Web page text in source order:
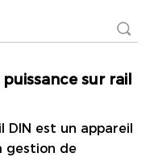
sur rail
DIN est un appareil
gestion de